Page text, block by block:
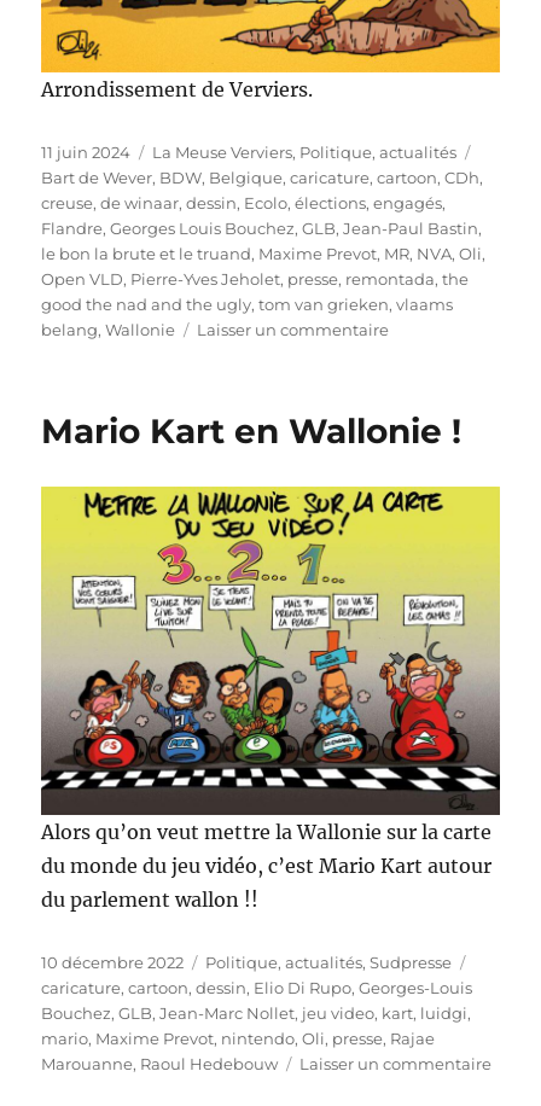
Arrondissement de Verviers.
Publié
le
11 juin 2024 Catégories
La Meuse Verviers, Politique, actualités
Bart de Wever, BDW, Belgique,caricature,cartoon,CDh,
creuse,de winaar,dessin, Ecolo,élections,engagés,
Flandre,Georges Louis Bouchez,GLB,Jean-Paul Bastin,
le bon la brute et le truand, Maxime Prevot, MR, NVA,Oli,
Open VLD, Pierre-Yves Jeholet, presse, remontada,the
good the nad and the ugly,tom van grieken,vlaams
belang,Wallonie Laisser un commentairesur
!
Mario Kart en Wallonie !
Alors qu’on veut mettre la Wallonie sur la carte
du monde du jeu vidéo, c’est Mario Kart autour
du parlement wallon !!
Publié
le
10 décembre 2022 Catégories
Politique, actualités,Sudpresse
caricature,cartoon,dessin, Elio Di Rupo,Georges-Louis
Bouchez,GLB,Jean-Marc Nollet, jeu video, kart, luidgi,
mario, Maxime Prevot, nintendo,Oli, presse, Rajae
Marouanne, Raoul Hedebouw Laisser un commentairesur